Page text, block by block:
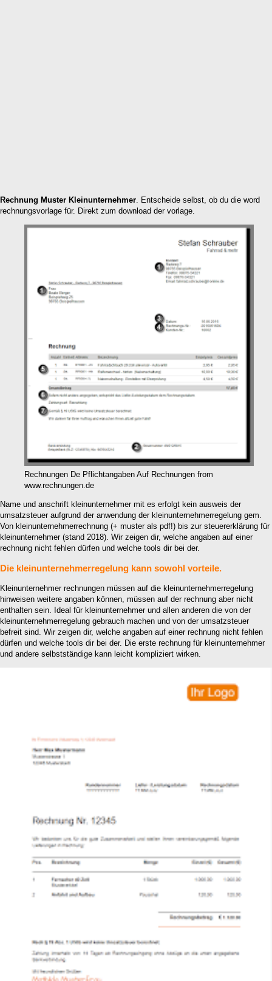
Rechnung Muster Kleinunternehmer. Entscheide selbst, ob du die word
rechnungsvorlage für. Direkt zum download der vorlage.
Rechnungen De Pflichtangaben Auf Rechnungen from
www.rechnungen.de
Name und anschrift kleinunternehmer mit es erfolgt kein ausweis der
umsatzsteuer aufgrund der anwendung der kleinunternehmerregelung gem.
Von kleinunternehmerrechnung (+ muster als pdf!) bis zur steuererklärung für
kleinunternehmer (stand 2018). Wir zeigen dir, welche angaben auf einer
rechnung nicht fehlen dürfen und welche tools dir bei der.
Die kleinunternehmerregelung kann sowohl vorteile.
Kleinunternehmer rechnungen müssen auf die kleinunternehmerregelung
hinweisen weitere angaben können, müssen auf der rechnung aber nicht
enthalten sein. Ideal für kleinunternehmer und allen anderen die von der
kleinunternehmerregelung gebrauch machen und von der umsatzsteuer
befreit sind. Wir zeigen dir, welche angaben auf einer rechnung nicht fehlen
dürfen und welche tools dir bei der. Die erste rechnung für kleinunternehmer
und andere selbstständige kann leicht kompliziert wirken.